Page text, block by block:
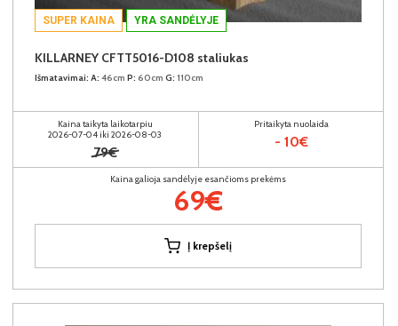
SUPER KAINA YRA SANDĖLYJE
KILLARNEY CFTT5016-D108 staliukas
Išmatavimai: A: 46cm P: 60cm G: 110cm
Kaina taikyta laikotarpiu
2026-07-04 iki 2026-08-03
79€
Pritaikyta nuolaida
- 10€
Kaina galioja sandėlyje esančioms prekėms
69€
Į krepšelį